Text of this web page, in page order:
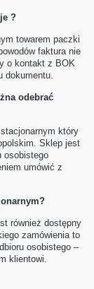
?
towarem paczki
faktura nie
o kontakt z BOK
dokumentu.
odebrać
który
Sklep jest
osobistego
umówić z
również dostępny
zamówienia to
osobistego –
klientowi.